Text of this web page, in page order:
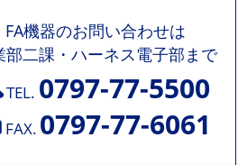
FA機器のお問い合わせは
部二課・ハーネス電子部まで
TEL. 0797-77-5500
FAX. 0797-77-6061